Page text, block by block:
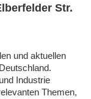
Str.
und aktuellen
Industrie
Themen,